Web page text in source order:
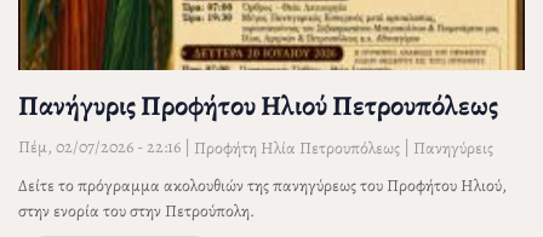
Πανήγυρις Προφήτου Ηλιού Πετρουπόλεως
Πέμ, 02/07/2026 - 22:16 | Προφήτη Ηλία Πετρουπόλεως | Πανηγύρεις
Δείτε το πρόγραμμα ακολουθιών της πανηγύρεως του Προφήτου Ηλιού,
στην ενορία του στην Πετρούπολη.